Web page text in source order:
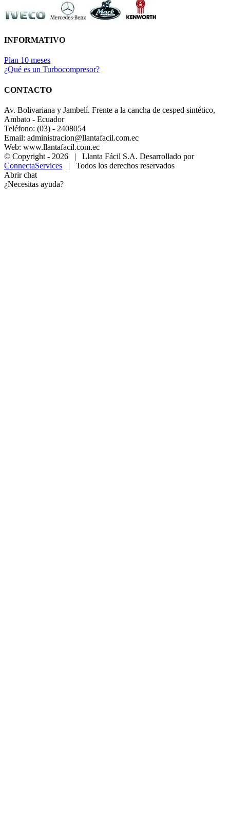
INFORMATIVO
Plan 10 meses
¿Qué es un Turbocompresor?
CONTACTO
Av. Bolivariana y Jambelí. Frente a la cancha de cesped sintético,
Ambato - Ecuador
Teléfono: (03) - 2408054
Email: administracion@llantafacil.com.ec
Web: www.llantafacil.com.ec
© Copyright - 2026 | Llanta Fácil S.A. Desarrollado por
ConnectaServices | Todos los derechos reservados
Abrir chat
¿Necesitas ayuda?